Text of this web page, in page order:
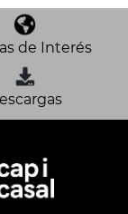
de Interés